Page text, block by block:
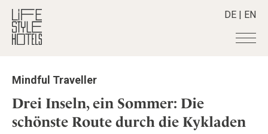
DE | EN
Hotels +
Alle Hotels
Alpine Lifestyle
Destinationen +
Alle Destinationen
Stories +
Mindful Traveller
Drei Inseln, ein Sommer: Die
schönste Route durch die Kykladen